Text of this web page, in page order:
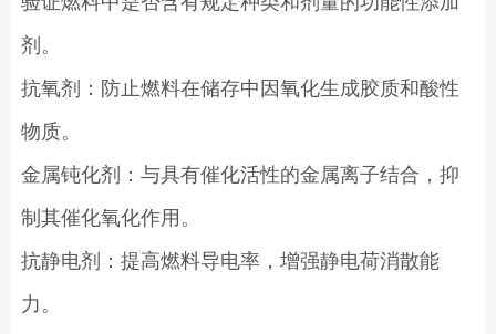
剂。
抗氧剂：防止燃料在储存中因氧化生成胶质和酸性
物质。
金属钝化剂：与具有催化活性的金属离子结合，抑
制其催化氧化作用。
抗静电剂：提高燃料导电率，增强静电荷消散能
力。